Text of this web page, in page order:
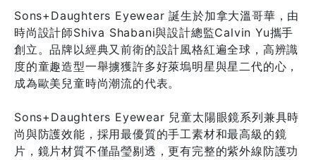
Sons+Daughters Eyewear 誕生於加拿大溫哥華，由
時尚設計師Shiva Shabani與設計總監Calvin Yu攜手
創立。品牌以經典又前衛的設計風格紅遍全球，高辨識
度的童趣造型一舉擄獲許多好萊塢明星與星二代的心，
成為歐美兒童時尚潮流的代表。
Sons+Daughters Eyewear 兒童太陽眼鏡系列兼具時
尚與防護效能，採用最優質的手工素材和最高級的鏡
片，鏡片材質不僅晶瑩剔透，更有完整的紫外線防護功